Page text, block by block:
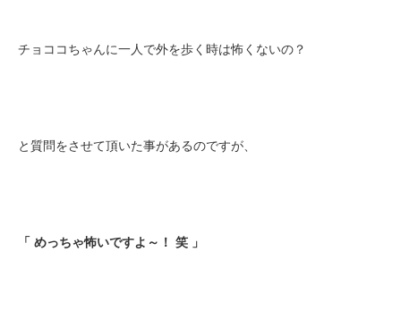
チョココちゃんに一人で外を歩く時は怖くないの？
と質問をさせて頂いた事があるのですが、
「 めっちゃ怖いですよ～！ 笑 」